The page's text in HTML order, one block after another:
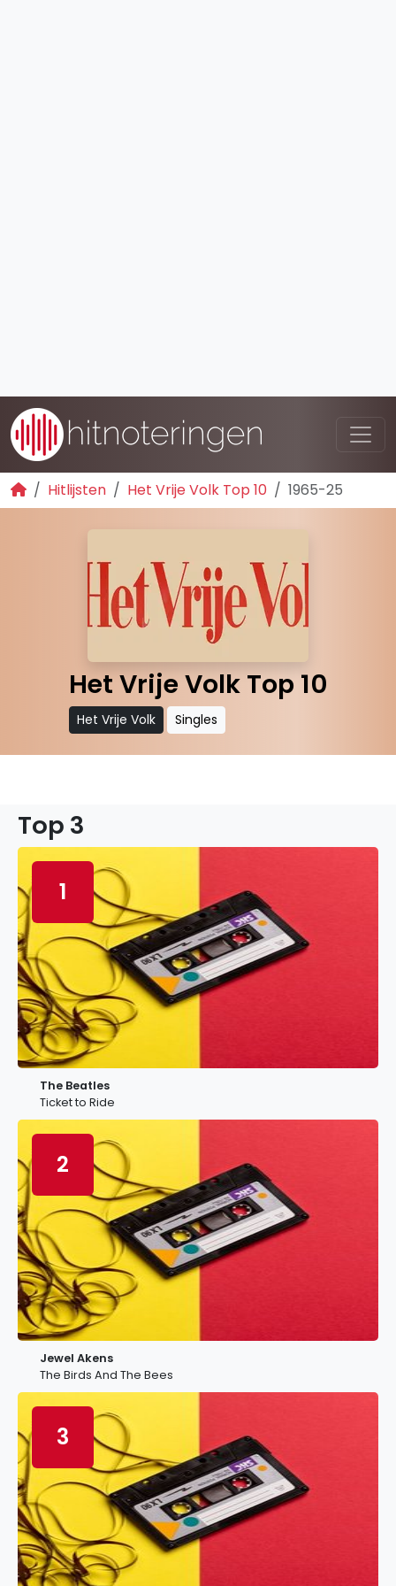
Hitlijsten Het Vrije Volk Top 10 1965-25
Het Vrije Volk Top 10
Het Vrije Volk Singles
Top 3
1
The Beatles
Ticket to Ride
2
Jewel Akens
The Birds And The Bees
3